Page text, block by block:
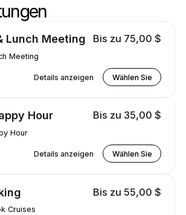
Lunch Meeting Bis zu 75,00 $
Meeting
Details anzeigen Wählen Sie
Hour Bis zu 35,00 $
Hour
Details anzeigen Wählen Sie
Bis zu 55,00 $
Cruises